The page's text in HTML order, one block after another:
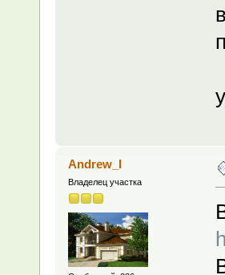
Andrew_I
Владелец участка